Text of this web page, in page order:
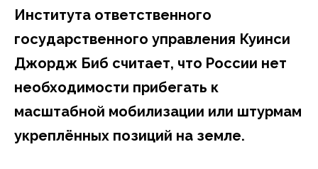
Института ответственного
государственного управления Куинси
Джордж Биб считает, что России нет
необходимости прибегать к
масштабной мобилизации или штурмам
укреплённых позиций на земле.